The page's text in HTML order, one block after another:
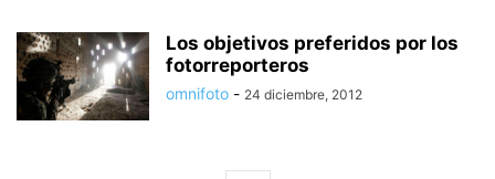
Los objetivos preferidos por los
fotorreporteros
omnifoto - 24 diciembre, 2012